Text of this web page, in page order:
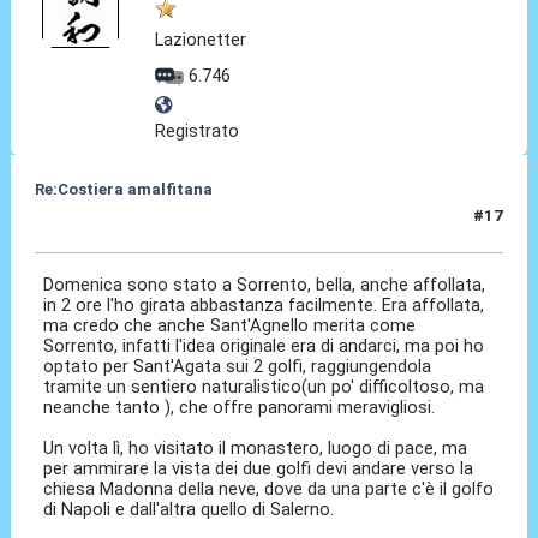
Lazionetter
6.746
Registrato
Re:Costiera amalfitana
#17
Domenica sono stato a Sorrento, bella, anche affollata,
in 2 ore l'ho girata abbastanza facilmente. Era affollata,
ma credo che anche Sant'Agnello merita come
Sorrento, infatti l'idea originale era di andarci, ma poi ho
optato per Sant'Agata sui 2 golfi, raggiungendola
tramite un sentiero naturalistico(un po' difficoltoso, ma
neanche tanto ), che offre panorami meravigliosi.
Un volta lì, ho visitato il monastero, luogo di pace, ma
per ammirare la vista dei due golfi devi andare verso la
chiesa Madonna della neve, dove da una parte c'è il golfo
di Napoli e dall'altra quello di Salerno.